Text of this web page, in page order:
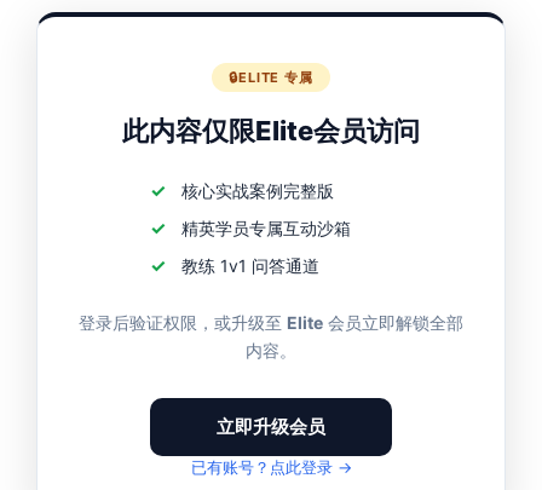
小C在启动业务近半年后，分享了自己的体会。
ELITE 专属
此内容仅限Elite会员访问
核心实战案例完整版
精英学员专属互动沙箱
教练 1v1 问答通道
登录后验证权限，或升级至 Elite 会员立即解锁全部
内容。
立即升级会员
已有账号？点此登录 →